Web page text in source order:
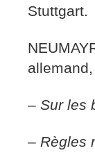
Stuttgart.
– Sur les
– Règles